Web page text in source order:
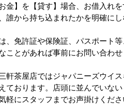
金】を【貸す】場合、お借入れ
誰から持ち込まれたかを明確に
、免許証や保険証、パスポート等
ことがあれば事前にお問い合わせ
茶屋店ではジャパニーズウイス
ております。店頭に並んでいな
軽にスタッフまでお声掛けくださ